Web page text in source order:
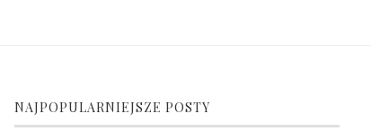
NAJPOPULARNIEJSZE POSTY